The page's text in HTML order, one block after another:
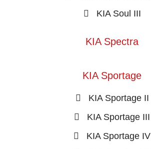
KIA Soul III
KIA Spectra
KIA Sportage
KIA Sportage II
KIA Sportage III
KIA Sportage IV